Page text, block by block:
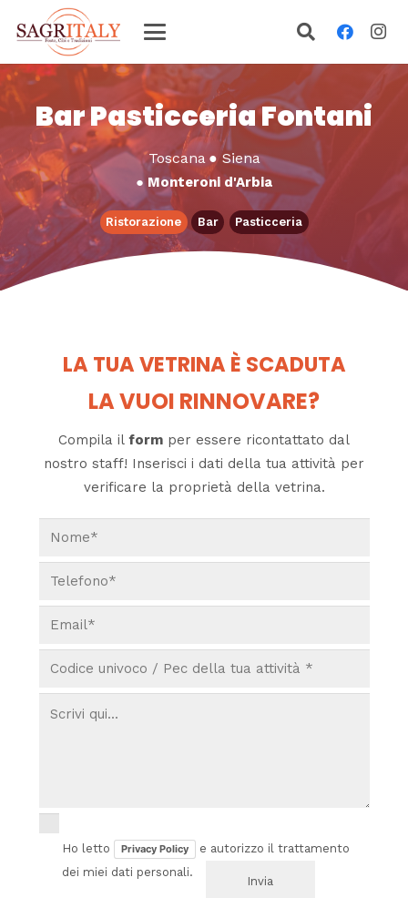
Bar Pasticceria Fontani
Toscana ● Siena
● Monteroni d'Arbia
Ristorazione Bar Pasticceria
LA TUA VETRINA È SCADUTA
LA VUOI RINNOVARE?
Compila il form per essere ricontattato dal
nostro staff! Inserisci i dati della tua attività per
verificare la proprietà della vetrina.
Ho letto Privacy Policy
e autorizzo il trattamento
dei miei dati personali.